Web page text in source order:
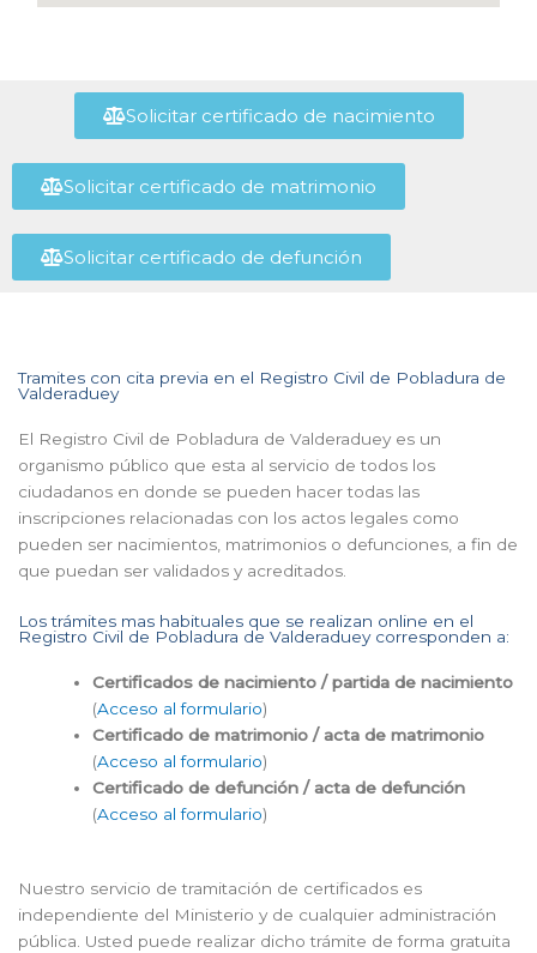
Solicitar certificado de nacimiento
Solicitar certificado de matrimonio
Solicitar certificado de defunción
Tramites con cita previa en el Registro Civil de Pobladura de
Valderaduey
El Registro Civil de Pobladura de Valderaduey es un
organismo público que esta al servicio de todos los
ciudadanos en donde se pueden hacer todas las
inscripciones relacionadas con los actos legales como
pueden ser nacimientos, matrimonios o defunciones, a fin de
que puedan ser validados y acreditados.
Los trámites mas habituales que se realizan online en el
Registro Civil de Pobladura de Valderaduey corresponden a:
Certificados de nacimiento / partida de nacimiento
(Acceso al formulario)
Certificado de matrimonio / acta de matrimonio
(Acceso al formulario)
Certificado de defunción / acta de defunción
(Acceso al formulario)
Nuestro servicio de tramitación de certificados es
independiente del Ministerio y de cualquier administración
pública. Usted puede realizar dicho trámite de forma gratuita